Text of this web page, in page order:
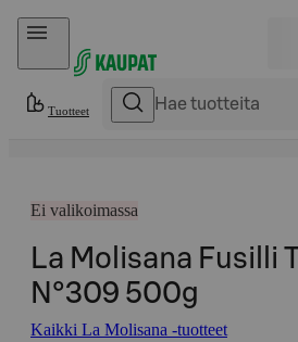
Hyppää sisältöön
Tuotteet
Ei valikoimassa
La Molisana Fusilli
N°309 500g
Kaikki La Molisana -tuotteet